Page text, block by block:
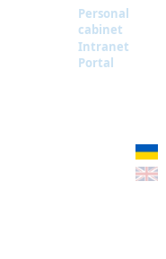
Personal
cabinet
Intranet
Portal